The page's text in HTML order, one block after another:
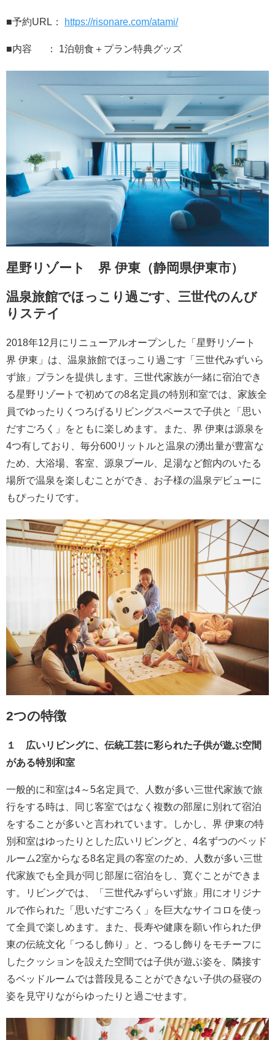
■予約URL： https://risonare.com/atami/
■内容 ： 1泊朝食＋プラン特典グッズ
星野リゾート 界 伊東（静岡県伊東市）
温泉旅館でほっこり過ごす、三世代のんび
りステイ
2018年12月にリニューアルオープンした「星野リゾート
界 伊東」は、温泉旅館でほっこり過ごす「三世代みずいら
ず旅」プランを提供します。三世代家族が一緒に宿泊でき
る星野リゾートで初めての8名定員の特別和室では、家族全
員でゆったりくつろげるリビングスペースで子供と「思い
だすごろく」をともに楽しめます。また、界 伊東は源泉を
4つ有しており、毎分600リットルと温泉の湧出量が豊富な
ため、大浴場、客室、源泉プール、足湯など館内のいたる
場所で温泉を楽しむことができ、お子様の温泉デビューに
もぴったりです。
2つの特徴
１ 広いリビングに、伝統工芸に彩られた子供が遊ぶ空間
がある特別和室
一般的に和室は4～5名定員で、人数が多い三世代家族で旅
行をする時は、同じ客室ではなく複数の部屋に別れて宿泊
をすることが多いと言われています。しかし、界 伊東の特
別和室はゆったりとした広いリビングと、4名ずつのベッド
ルーム2室からなる8名定員の客室のため、人数が多い三世
代家族でも全員が同じ部屋に宿泊をし、寛ぐことができま
す。リビングでは、「三世代みずらいず旅」用にオリジナ
ルで作られた「思いだすごろく」を巨大なサイコロを使っ
て全員で楽しめます。また、長寿や健康を願い作られた伊
東の伝統文化「つるし飾り」と、つるし飾りをモチーフに
したクッションを設えた空間では子供が遊ぶ姿を、隣接す
るベッドルームでは普段見ることができない子供の昼寝の
姿を見守りながらゆったりと過ごせます。